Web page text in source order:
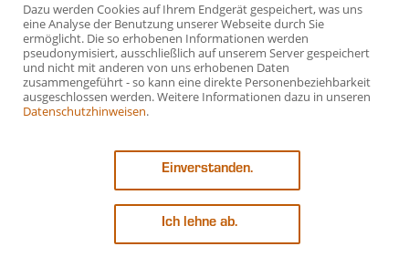
o
k
i
e
Dazu werden Cookies auf Ihrem Endgerät gespeichert, was uns
eine Analyse der Benutzung unserer Webseite durch Sie
ermöglicht. Die so erhobenen Informationen werden
pseudonymisiert, ausschließlich auf unserem Server gespeichert
und nicht mit anderen von uns erhobenen Daten
zusammengeführt - so kann eine direkte Personenbeziehbarkeit
ausgeschlossen werden. Weitere Informationen dazu in unseren
Datenschutzhinweisen.
Einverstanden.
Ich lehne ab.
Arbeitshilfen
Arbeitsvertragsmuster
Mustervereinbarungen
Vorträge